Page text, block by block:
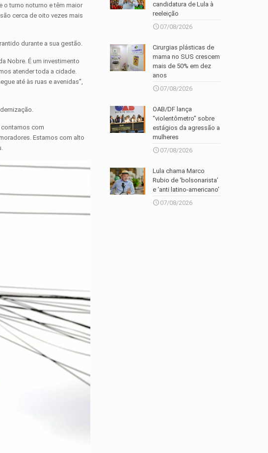
o turno noturno e têm maior
cerca de oito vezes mais
durante a sua gestão.
Nobre. É um investimento
atender toda a cidade.
até às ruas e avenidas”,
com
Estamos com alto
candidatura de Lula à
reeleição
07/08/2026
Cirurgias plásticas de
mama no SUS crescem
mais de 50% em dez
anos
07/08/2026
OAB/DF lança
“violentômetro” sobre
estágios da agressão a
mulheres
07/08/2026
Lula chama Marco
Rubio de ‘bolsonarista’
e ‘anti latino-americano’
07/08/2026